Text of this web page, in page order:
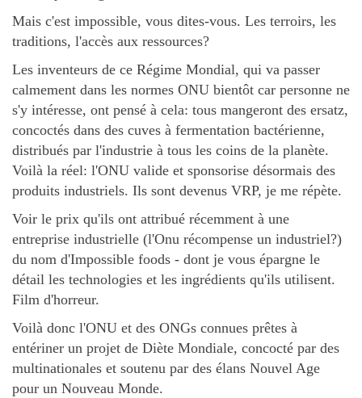
Mais c'est impossible, vous dites-vous. Les terroirs, les
traditions, l'accès aux ressources?
Les inventeurs de ce Régime Mondial, qui va passer
calmement dans les normes ONU bientôt car personne ne
s'y intéresse, ont pensé à cela: tous mangeront des ersatz,
concoctés dans des cuves à fermentation bactérienne,
distribués par l'industrie à tous les coins de la planète.
Voilà la réel: l'ONU valide et sponsorise désormais des
produits industriels. Ils sont devenus VRP, je me répète.
Voir le prix qu'ils ont attribué récemment à une
entreprise industrielle (l'Onu récompense un industriel?)
du nom d'Impossible foods - dont je vous épargne le
détail les technologies et les ingrédients qu'ils utilisent.
Film d'horreur.
Voilà donc l'ONU et des ONGs connues prêtes à
entériner un projet de Diète Mondiale, concocté par des
multinationales et soutenu par des élans Nouvel Age
pour un Nouveau Monde.